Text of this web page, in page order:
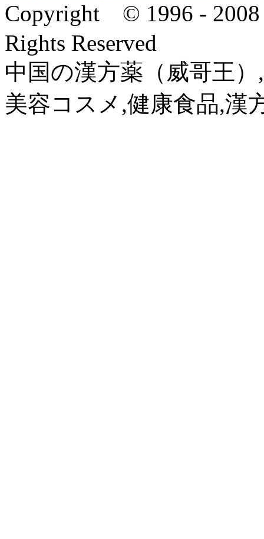
Copyright © 1996 -
Rights Reserved
中国の漢方薬（威哥王
美容コスメ,健康食品,漢